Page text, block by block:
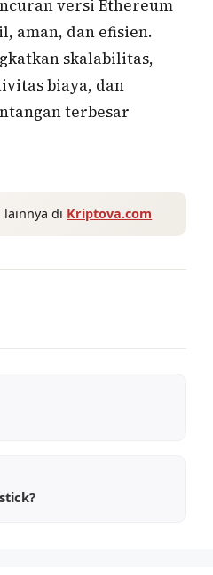
versi Ethereum
aman, dan efisien.
skalabilitas,
biaya, dan
terbesar
lainnya di Kriptova.com